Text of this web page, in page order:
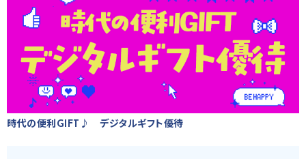
時代の便利GIFT♪ デジタルギフト優待